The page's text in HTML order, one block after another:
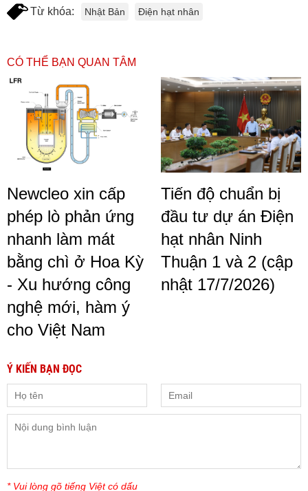
Từ khóa: Nhật Bản Điện hạt nhân
CÓ THỂ BẠN QUAN TÂM
Newcleo xin cấp
phép lò phản ứng
nhanh làm mát
bằng chì ở Hoa Kỳ
- Xu hướng công
nghệ mới, hàm ý
cho Việt Nam
Tiến độ chuẩn bị
đầu tư dự án Điện
hạt nhân Ninh
Thuận 1 và 2 (cập
nhật 17/7/2026)
Ý KIẾN BẠN ĐỌC
* Vui lòng gõ tiếng Việt có dấu